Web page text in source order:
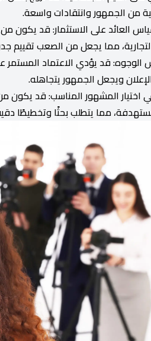
من الجمهور وانتقادات واسعة.
العائد على الاستثمار: قد يكون
مما يجعل من الصعب تقييم
الوجوه: قد يؤدي الاعتماد المستمر
ويجعل الجمهور يتجاهله.
اختيار المشهور المناسب: قد يكون
مما يتطلب بحثًا وتخطيطًا